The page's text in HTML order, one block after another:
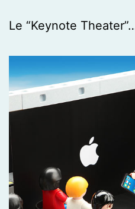
Le “Keynote